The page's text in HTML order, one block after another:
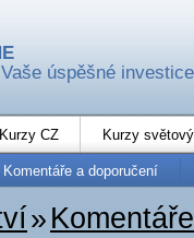
úspěšné investice
Kurzy CZ Kurzy
Komentáře a doporučení
»